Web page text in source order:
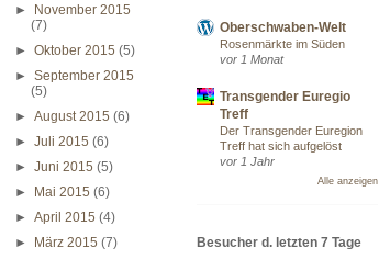
►
November 2015
(7)
►Oktober 2015(5)
►September 2015
(5)
►August 2015(6)
►Juli 2015(6)
►Juni 2015(5)
►
Mai 2015(6)
►April 2015(4)
►
März 2015(7)
Oberschwaben-Welt
Rosenmärkte im Süden
vor 1 Monat
Transgender Euregio
Treff
Der Transgender Euregion
Treff hat sich aufgelöst
vor 1 Jahr
Alle anzeigen
Besucher d. letzten 7 Tage